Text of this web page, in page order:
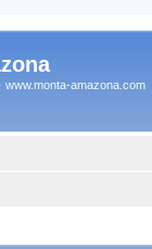
www.monta-amazona.com